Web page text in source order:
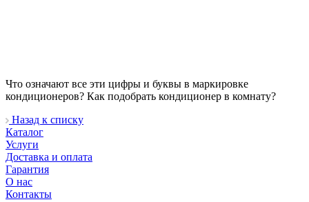
Что означают все эти цифры и буквы в маркировке
кондиционеров? Как подобрать кондиционер в комнату?
Назад к списку
Каталог
Услуги
Доставка и оплата
Гарантия
О нас
Контакты